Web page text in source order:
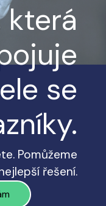
která
se
Pomůžeme
řešení.